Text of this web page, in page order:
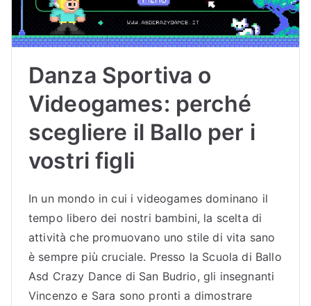
Danza Sportiva o
Videogames: perché
scegliere il Ballo per i
vostri figli
In un mondo in cui i videogames dominano il
tempo libero dei nostri bambini, la scelta di
attività che promuovano uno stile di vita sano
è sempre più cruciale. Presso la Scuola di Ballo
Asd Crazy Dance di San Budrio, gli insegnanti
Vincenzo e Sara sono pronti a dimostrare